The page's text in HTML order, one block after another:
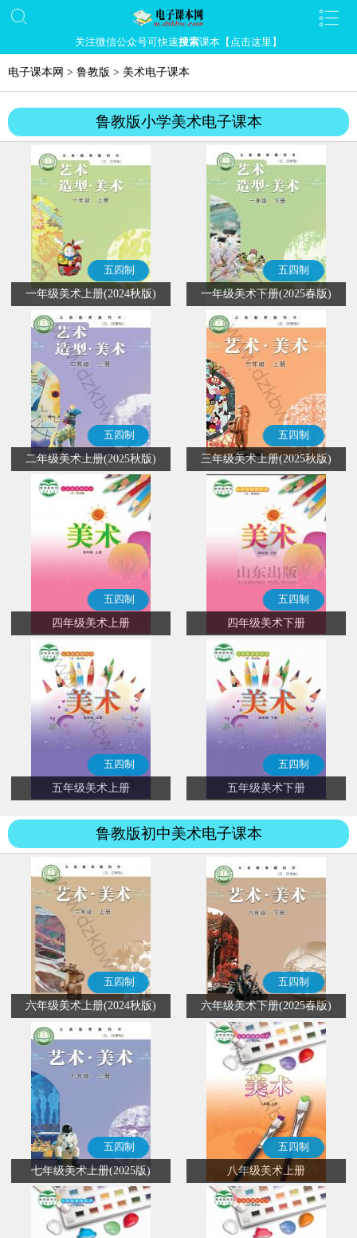
关注微信公众号可快速搜索课本【点击这里】
电子课本网 > 鲁教版 > 美术电子课本
鲁教版小学美术电子课本
五四制
一年级美术上册(2024秋版)
五四制
一年级美术下册(2025春版)
五四制
二年级美术上册(2025秋版)
五四制
三年级美术上册(2025秋版)
五四制
四年级美术上册
五四制
四年级美术下册
五四制
五年级美术上册
五四制
五年级美术下册
鲁教版初中美术电子课本
五四制
六年级美术上册(2024秋版)
五四制
六年级美术下册(2025春版)
五四制
七年级美术上册(2025版)
五四制
八年级美术上册